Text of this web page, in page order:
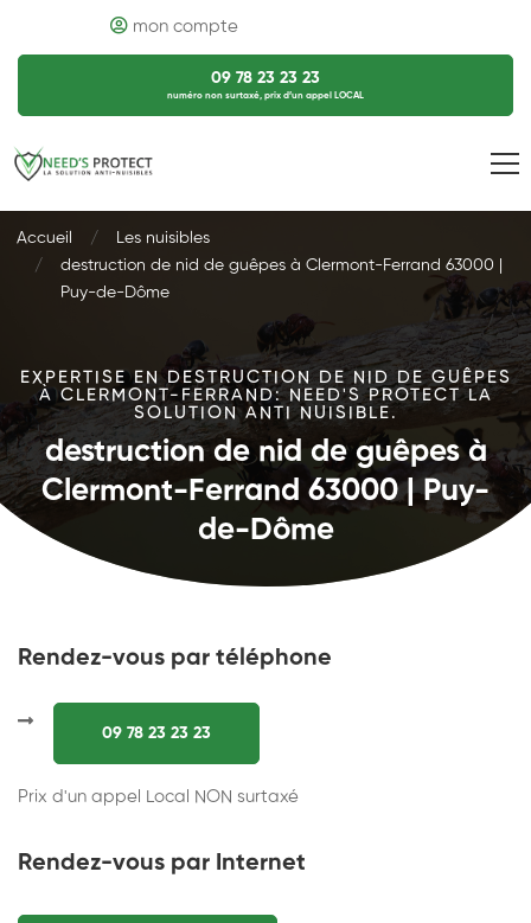
mon compte
09 78 23 23 23
numéro non surtaxé, prix d’un appel LOCAL
Accueil
Les nuisibles
destruction de nid de guêpes à Clermont-Ferrand 63000 |
Puy-de-Dôme
EXPERTISE EN DESTRUCTION DE NID DE GUÊPES
À CLERMONT-FERRAND: NEED'S PROTECT LA
SOLUTION ANTI NUISIBLE.
destruction de nid de guêpes à
Clermont-Ferrand 63000 | Puy-
de-Dôme
Rendez-vous par téléphone
09 78 23 23 23
Prix d'un appel Local NON surtaxé
Rendez-vous par Internet